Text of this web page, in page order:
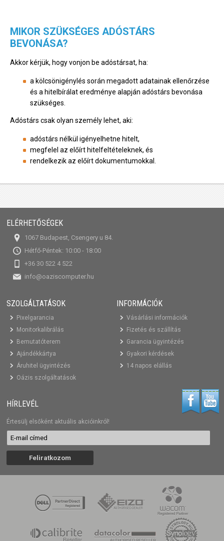
MIKOR SZÜKSÉGES ADÓSTÁRS
BEVONÁSA?
Akkor kérjük, hogy vonjon be adóstársat, ha:
a kölcsönigénylés során megadott adatainak ellenőrzése
és a hitelbírálat eredménye alapján adóstárs bevonása
szükséges.
Adóstárs csak olyan személy lehet, aki:
adóstárs nélkül igényelhetne hitelt,
megfelel az előírt hitelfeltételeknek, és
rendelkezik az előírt dokumentumokkal.
ELÉRHETŐSÉGEK
1067 Budapest, Csengery u 84.
Hétfő-Péntek: 10:00 - 18:00
+36 30 522 4 522
info@oaziscomputer.hu
SZOLGÁLTATÁSOK
Pixelgarancia
Monitorkalibrálás
Bemutatóterem
Ajándékkártya
Áruhitel ügyintézés
Oázis szolgáltatások
INFORMÁCIÓK
Vásárlási információk
Fizetés és szállítás
Garancia ügyintézés
Gyakori kérdések
14 napos elállás
HÍRLEVÉL
Értesülj elsőként aktuális akcióinkról!